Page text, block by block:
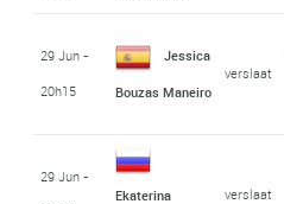
29 Jun -
20h15
Jessica
Bouzas Maneiro
verslaat
29 Jun -
Ekaterina
verslaat